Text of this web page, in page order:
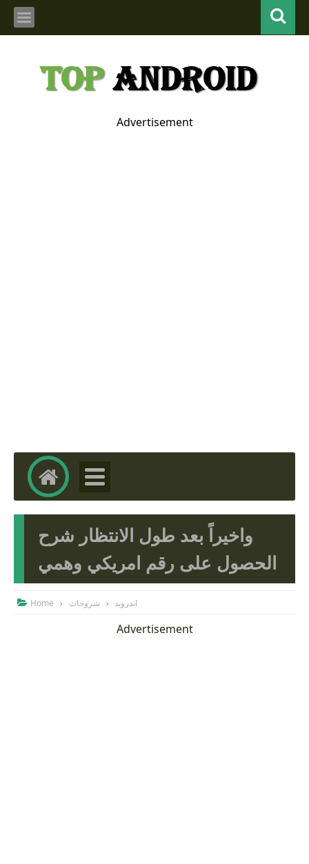
Advertisement
واخيراً بعد طول الانتظار شرح
الحصول على رقم امريكي وهمي
 Home اندرويد شروحات
Advertisement